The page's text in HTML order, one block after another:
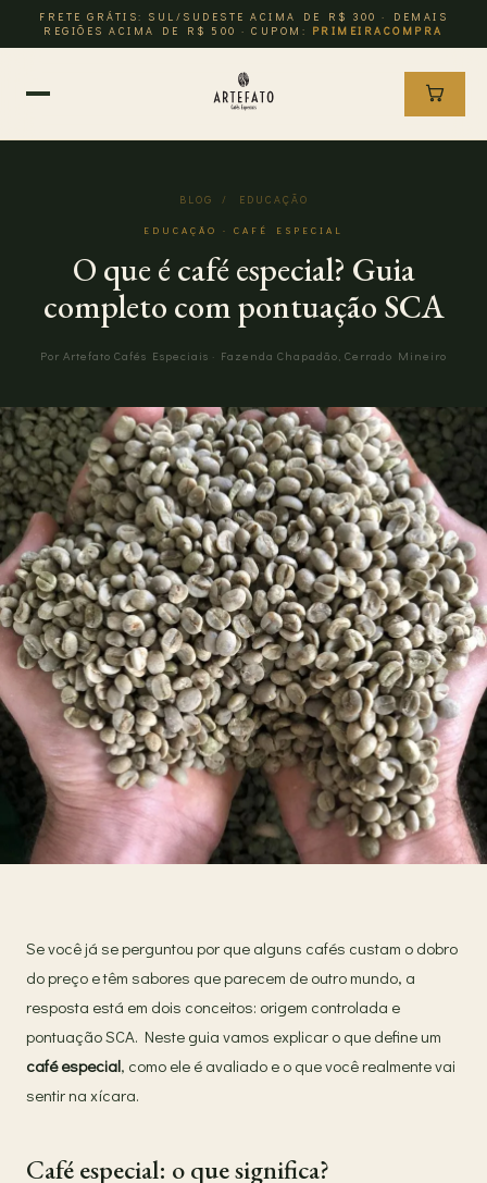
FRETE GRÁTIS: SUL/SUDESTE ACIMA DE R$ 300 · DEMAIS
REGIÕES ACIMA DE R$ 500 · CUPOM: PRIMEIRACOMPRA
BLOG / EDUCAÇÃO
EDUCAÇÃO · CAFÉ ESPECIAL
O que é café especial? Guia
completo com pontuação SCA
Por Artefato Cafés Especiais · Fazenda Chapadão, Cerrado Mineiro
Se você já se perguntou por que alguns cafés custam o dobro
do preço e têm sabores que parecem de outro mundo, a
resposta está em dois conceitos: origem controlada e
pontuação SCA. Neste guia vamos explicar o que define um
café especial, como ele é avaliado e o que você realmente vai
sentir na xícara.
Café especial: o que significa?